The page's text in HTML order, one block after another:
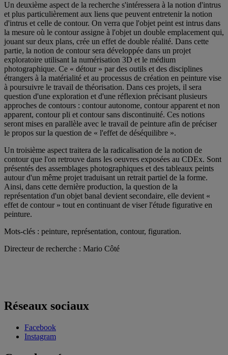
Un deuxième aspect de la recherche s'intéressera à la notion d'intrus
et plus particulièrement aux liens que peuvent entretenir la notion
d'intrus et celle de contour. On verra que l'objet peint est intrus dans
la mesure où le contour assigne à l'objet un double emplacement qui,
jouant sur deux plans, crée un effet de double réalité. Dans cette
partie, la notion de contour sera développée dans un projet
exploratoire utilisant la numérisation 3D et le médium
photographique. Ce « détour » par des outils et des disciplines
étrangers à la matérialité et au processus de création en peinture vise
à poursuivre le travail de théorisation. Dans ces projets, il sera
question d'une exploration et d'une réflexion précisant plusieurs
approches de contours : contour autonome, contour apparent et non
apparent, contour pli et contour sans discontinuité. Ces notions
seront mises en parallèle avec le travail de peinture afin de préciser
le propos sur la question de « l'effet de déséquilibre ».
Un troisième aspect traitera de la radicalisation de la notion de
contour que l'on retrouve dans les oeuvres exposées au CDEx. Sont
présentés des assemblages photographiques et des tableaux peints
autour d'un même projet traduisant un retrait partiel de la forme.
Ainsi, dans cette dernière production, la question de la
représentation d'un objet banal devient secondaire, elle devient «
effet de contour » tout en continuant de viser l'étude figurative en
peinture.
Mots-clés : peinture, représentation, contour, figuration.
Directeur de recherche : Mario Côté
Réseaux sociaux
Facebook
Instagram